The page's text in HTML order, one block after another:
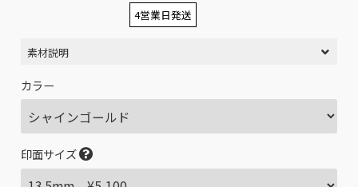
4営業日発送
素材説明
カラー
印面サイズ